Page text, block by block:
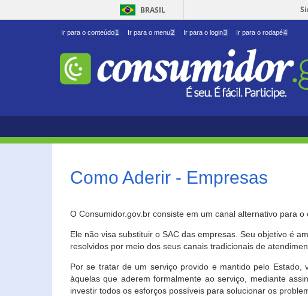
BRASIL
Ir para o conteúdo1 Ir para o menu2 Ir para o login3 Ir para o rodapé4
Como Aderir - Empresas
O Consumidor.gov.br consiste em um canal alternativo para
Ele não visa substituir o SAC das empresas. Seu objetivo é
resolvidos por meio dos seus canais tradicionais de
Por se tratar de um serviço provido e mantido pelo Estado,
àquelas que aderem formalmente ao serviço, mediante
investir todos os esforços possíveis para solucionar os